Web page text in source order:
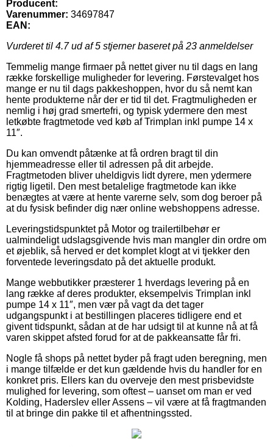
Producent:
Varenummer: 34697847
EAN:
Vurderet til 4.7ud af 5 stjerner baseret på 23 anmeldelser
Temmelig mange firmaer på nettet giver nu til dags en lang
række forskellige muligheder for levering. Førstevalget hos
mange er nu til dags pakkeshoppen, hvor du så nemt kan
hente produkterne når der er tid til det. Fragtmuligheden er
nemlig i høj grad smertefri, og typisk ydermere den mest
letkøbte fragtmetode ved køb af Trimplan inkl pumpe 14 x
11″.
Du kan omvendt påtænke at få ordren bragt til din
hjemmeadresse eller til adressen på dit arbejde.
Fragtmetoden bliver uheldigvis lidt dyrere, men ydermere
rigtig ligetil. Den mest betalelige fragtmetode kan ikke
benægtes at være at hente varerne selv, som dog beroer på
at du fysisk befinder dig nær online webshoppens adresse.
Leveringstidspunktet på Motor og trailertilbehør er
ualmindeligt udslagsgivende hvis man mangler din ordre om
et øjeblik, så herved er det komplet klogt at vi tjekker den
forventede leveringsdato på det aktuelle produkt.
Mange webbutikker præsterer 1 hverdags levering på en
lang række af deres produkter, eksempelvis Trimplan inkl
pumpe 14 x 11″, men vær på vagt da det tager
udgangspunkt i at bestillingen placeres tidligere end et
givent tidspunkt, sådan at de har udsigt til at kunne nå at få
varen skippet afsted forud for at de pakkeansatte får fri.
Nogle få shops på nettet byder på fragt uden beregning, men
i mange tilfælde er det kun gældende hvis du handler for en
konkret pris. Ellers kan du overveje den mest prisbevidste
mulighed for levering, som oftest – uanset om man er ved
Kolding, Haderslev eller Assens – vil være at få fragtmanden
til at bringe din pakke til et afhentningssted.